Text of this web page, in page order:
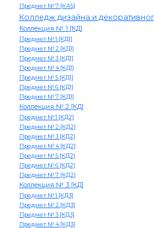
Предмет № 7 [КА5]
Колледж дизайна и
Коллекция № 1 [КД]
Предмет № 1 [КД1]
Предмет № 2 [КД1]
Предмет № 3 [КД1]
Предмет № 4 [КД1]
Предмет № 5 [КД1]
Предмет № 6 [КД1]
Предмет № 7 [КД1]
Коллекция № 2 [КД]
Предмет № 1 [КД2]
Предмет № 2 [КД2]
Предмет № 3 [КД2]
Предмет № 4 [КД2]
Предмет № 5 [КД2]
Предмет № 6 [КД2]
Предмет № 7 [КД2]
Коллекция № 3 [КД]
Предмет № 1 [КД3]
Предмет № 2 [КД3]
Предмет № 3 [КД3]
Предмет № 4 [КД3]